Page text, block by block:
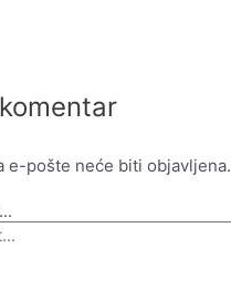
e-pošte neće biti objavljena.